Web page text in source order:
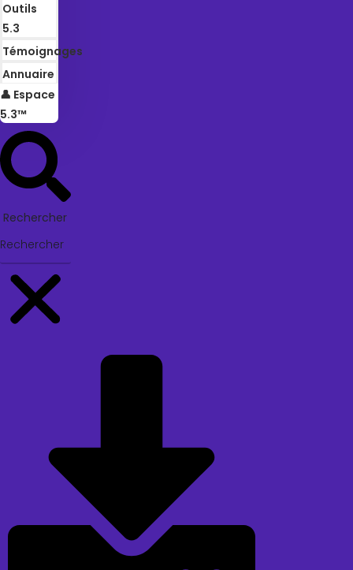
Outils
5.3
Témoignages
Annuaire
👤 Espace
5.3™
Rechercher